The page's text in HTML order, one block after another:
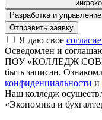
Разработка и
Я даю свое
Осведомлен и
ПОУ «КОЛЛЕДЖ
быть записан.
конфиденциальности и
Наш колледж
«Экономика и